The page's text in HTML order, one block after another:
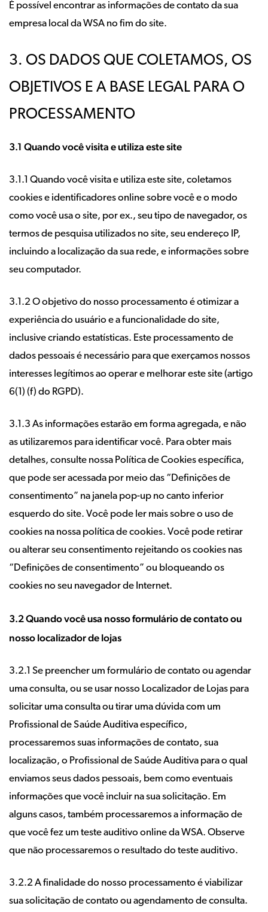
É possível encontrar as informações de contato da sua
empresa local da WSA no fim do site.
3. OS DADOS QUE COLETAMOS, OS
OBJETIVOS E A BASE LEGAL PARA O
PROCESSAMENTO
3.1 Quando você visita e utiliza este site
3.1.1 Quando você visita e utiliza este site, coletamos
cookies e identificadores online sobre você e o modo
como você usa o site, por ex., seu tipo de navegador, os
termos de pesquisa utilizados no site, seu endereço IP,
incluindo a localização da sua rede, e informações sobre
seu computador.
3.1.2 O objetivo do nosso processamento é otimizar a
experiência do usuário e a funcionalidade do site,
inclusive criando estatísticas. Este processamento de
dados pessoais é necessário para que exerçamos nossos
interesses legítimos ao operar e melhorar este site (artigo
6(1) (f) do RGPD).
3.1.3 As informações estarão em forma agregada, e não
as utilizaremos para identificar você. Para obter mais
detalhes, consulte nossa Política de Cookies específica,
que pode ser acessada por meio das “Definições de
consentimento” na janela pop-up no canto inferior
esquerdo do site. Você pode ler mais sobre o uso de
cookies na nossa política de cookies. Você pode retirar
ou alterar seu consentimento rejeitando os cookies nas
“Definições de consentimento” ou bloqueando os
cookies no seu navegador de Internet.
3.2 Quando você usa nosso formulário de contato ou
nosso localizador de lojas
3.2.1 Se preencher um formulário de contato ou agendar
uma consulta, ou se usar nosso Localizador de Lojas para
solicitar uma consulta ou tirar uma dúvida com um
Profissional de Saúde Auditiva específico,
processaremos suas informações de contato, sua
localização, o Profissional de Saúde Auditiva para o qual
enviamos seus dados pessoais, bem como eventuais
informações que você incluir na sua solicitação. Em
alguns casos, também processaremos a informação de
que você fez um teste auditivo online da WSA. Observe
que não processaremos o resultado do teste auditivo.
3.2.2 A finalidade do nosso processamento é viabilizar
sua solicitação de contato ou agendamento de consulta.